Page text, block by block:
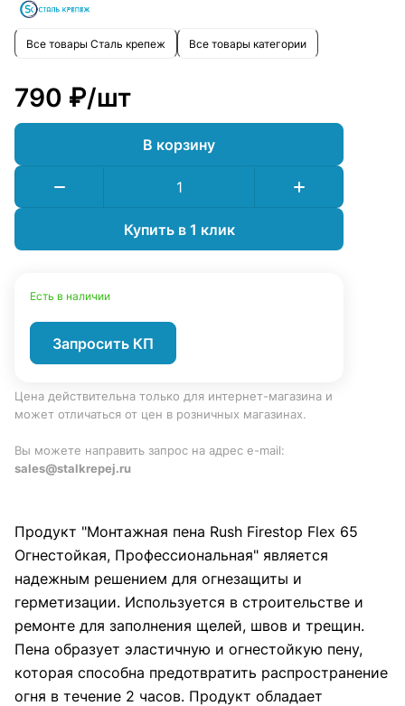
Все товары Сталь крепеж Все товары категории
790 ₽/шт
В корзину
Купить в 1 клик
Есть в наличии
Запросить КП
Цена действительна только для интернет-магазина и
может отличаться от цен в розничных магазинах.
Вы можете направить запрос на адрес e-mail:
sales@stalkrepej.ru
Продукт "Монтажная пена Rush Firestop Flex 65
Огнестойкая, Профессиональная" является
надежным решением для огнезащиты и
герметизации. Используется в строительстве и
ремонте для заполнения щелей, швов и трещин.
Пена образует эластичную и огнестойкую пену,
которая способна предотвратить распространение
огня в течение 2 часов. Продукт обладает